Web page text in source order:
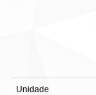
Unidade